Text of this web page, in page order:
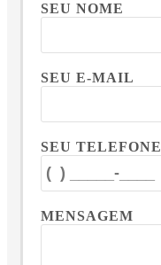
SEU NOME
SEU E-MAIL
SEU TELEFONE
MENSAGEM